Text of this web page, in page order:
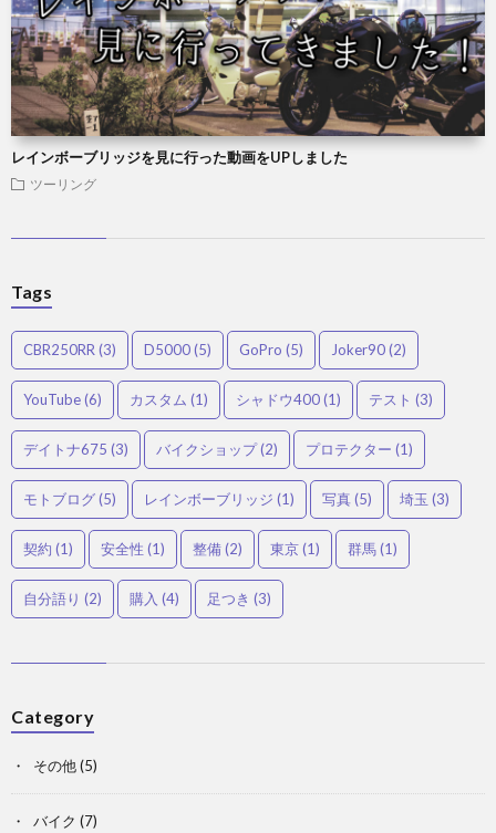
レインボーブリッジを見に行った動画をUPしました
ツーリング
Tags
CBR250RR (3) D5000(5) GoPro (5) Joker90(2)
YouTube(6) カスタム (1) シャドウ400(1) テスト (3)
デイトナ675 (3) バイクショップ(2) プロテクター (1)
モトブログ(5) レインボーブリッジ (1) 写真(5) 埼玉 (3)
契約 (1) 安全性 (1) 整備(2) 東京(1) 群馬(1)
自分語り (2) 購入 (4) 足つき (3)
Category
その他(5)
バイク (7)